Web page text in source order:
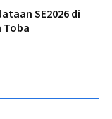
SE2026 di
Toba